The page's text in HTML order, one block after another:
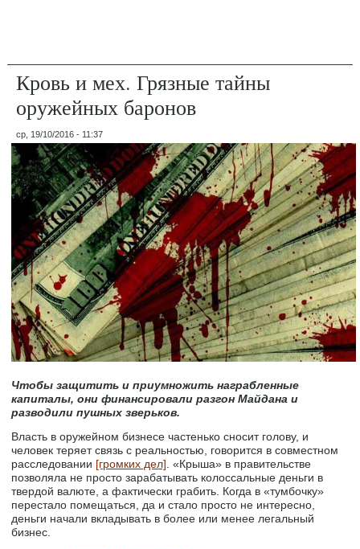
Кровь и мех. Грязные тайны
оружейных баронов
ср, 19/10/2016 - 11:37
Чтобы защитить и приумножить награбленные
капиталы, они финансировали разгон Майдана и
разводили пушных зверьков.
Власть в оружейном бизнесе частенько сносит голову, и
человек теряет связь с реальностью, говорится в совместном
расследовании [громких дел] . «Крыша» в правительстве
позволяла не просто зарабатывать колоссальные деньги в
твердой валюте, а фактически грабить. Когда в «тумбочку»
перестало помещаться, да и стало просто не интересно,
деньги начали вкладывать в более или менее легальный
бизнес.